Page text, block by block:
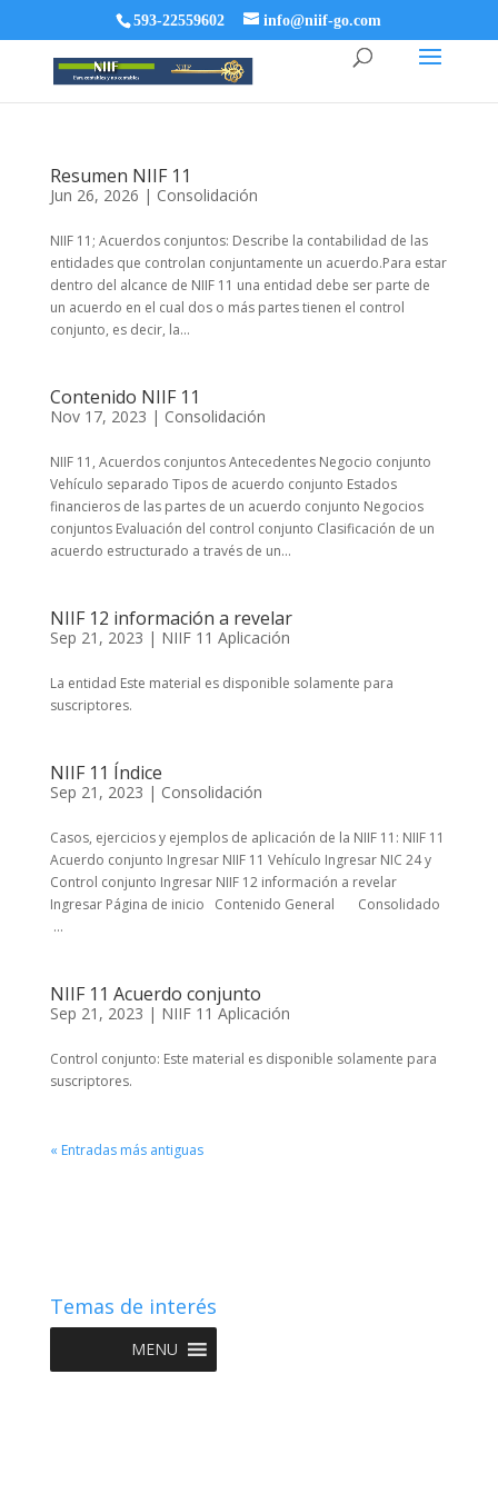
593-22559602 info@niif-go.com
Resumen NIIF 11
Jun 26, 2026 | Consolidación
NIIF 11; Acuerdos conjuntos: Describe la contabilidad de las
entidades que controlan conjuntamente un acuerdo.Para estar
dentro del alcance de NIIF 11 una entidad debe ser parte de
un acuerdo en el cual dos o más partes tienen el control
conjunto, es decir, la...
Contenido NIIF 11
Nov 17, 2023 | Consolidación
NIIF 11, Acuerdos conjuntos Antecedentes Negocio conjunto
Vehículo separado Tipos de acuerdo conjunto Estados
financieros de las partes de un acuerdo conjunto Negocios
conjuntos Evaluación del control conjunto Clasificación de un
acuerdo estructurado a través de un...
NIIF 12 información a revelar
Sep 21, 2023 | NIIF 11 Aplicación
La entidad Este material es disponible solamente para
suscriptores.
NIIF 11 Índice
Sep 21, 2023 | Consolidación
Casos, ejercicios y ejemplos de aplicación de la NIIF 11: NIIF 11
Acuerdo conjunto Ingresar NIIF 11 Vehículo Ingresar NIC 24 y
Control conjunto Ingresar NIIF 12 información a revelar
Ingresar Página de inicio Contenido General Consolidado
...
NIIF 11 Acuerdo conjunto
Sep 21, 2023 | NIIF 11 Aplicación
Control conjunto: Este material es disponible solamente para
suscriptores.
« Entradas más antiguas
Temas de interés
MENU